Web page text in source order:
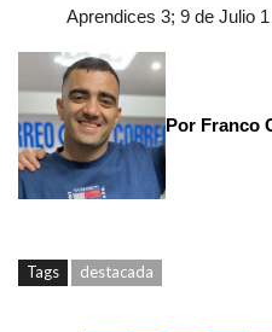
Aprendices 3; 9 de Julio
Por Franco
Tags destacada